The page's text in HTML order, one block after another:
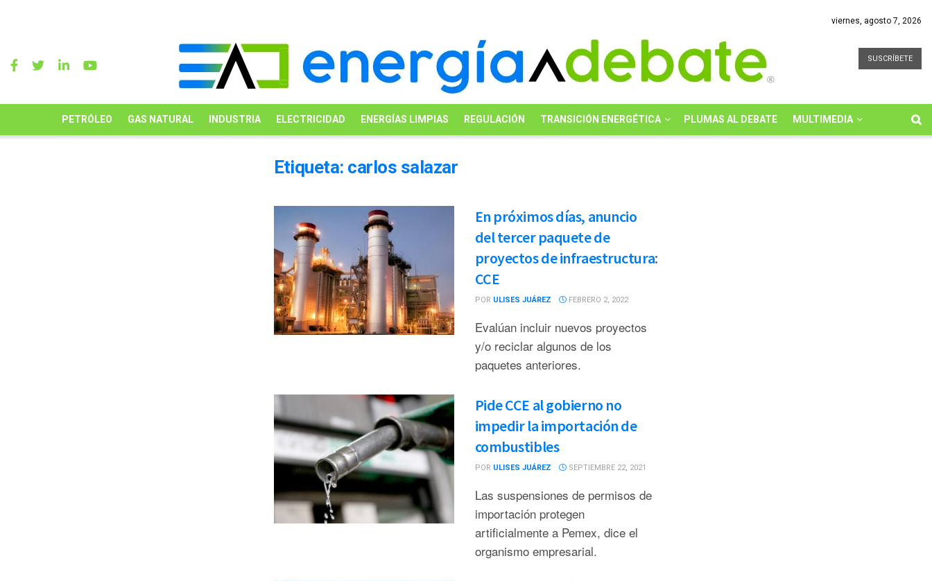
viernes, agosto 7, 2026
SUSCRÍBETE
PETRÓLEO GAS NATURAL INDUSTRIA ELECTRICIDAD ENERGÍAS LIMPIAS REGULACIÓN TRANSICIÓN ENERGÉTICA PLUMAS AL DEBATE MULTIMEDIA
Etiqueta: carlos salazar
En próximos días, anuncio
del tercer paquete de
proyectos de infraestructura:
CCE
POR ULISES JUÁREZ FEBRERO 2, 2022
Evalúan incluir nuevos proyectos
y/o reciclar algunos de los
paquetes anteriores.
Pide CCE al gobierno no
impedir la importación de
combustibles
POR ULISES JUÁREZ SEPTIEMBRE 22, 2021
Las suspensiones de permisos de
importación protegen
artificialmente a Pemex, dice el
organismo empresarial.